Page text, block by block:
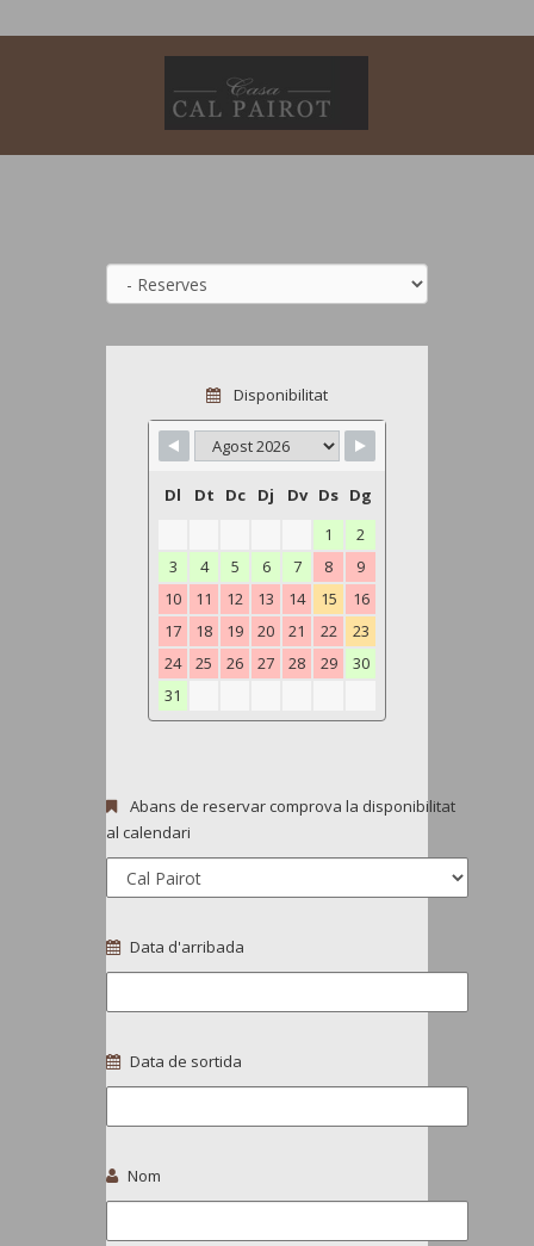
Disponibilitat
Dl Dt Dc Dj Dv Ds Dg
1
2
3
4 5 6 7 8
9
10
11 12 13 14 15
16
17
18 19 20 21 22
23
24
25 26 27 28 29
30
31
Abans de reservar comprova la disponibilitat
al calendari
Data d'arribada
Data de sortida
Nom